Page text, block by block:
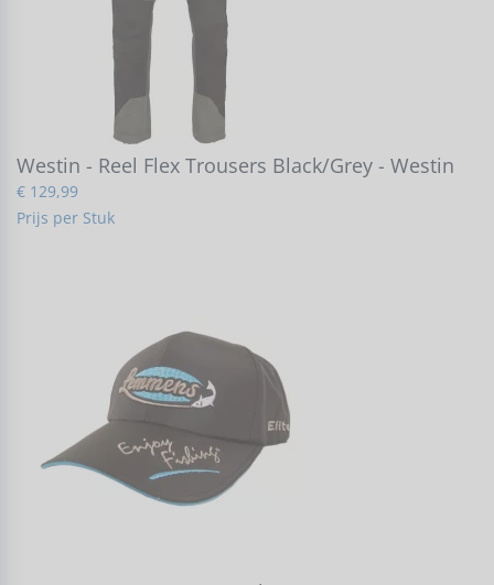
Westin - Reel Flex Trousers Black/Grey - Westin
€ 129,99
Prijs per Stuk